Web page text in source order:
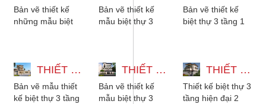
Bản vẽ thiết kế
những mẫu biệt
Bản vẽ thiết kế
mẫu biệt thự 3
phong cách tân...
Bản vẽ thiết kế
biệt thự 3 tầng 1
với...
THIẾT KẾ BIỆT THỰ 3 TẦNG 2 MẶT TIỀN - 5 PHÒNG NGỦ MÁI NHẬT
Bản vẽ mẫu thiết
kế biệt thự 3 tầng
THIẾT KẾ MẪU BIỆT THỰ 3 TẦNG 15X27M CÓ HẦM XE VÀ THANG MÁY
Bản vẽ thiết kế
mẫu biệt thự 3
THIẾT KẾ BIỆT THỰ 3 TẦNG HIỆN ĐẠI - 2 PHÒNG NGỦ CÓ SÂN THƯỢNG
Thiết kế biệt thự 3
tầng hiện đại 2